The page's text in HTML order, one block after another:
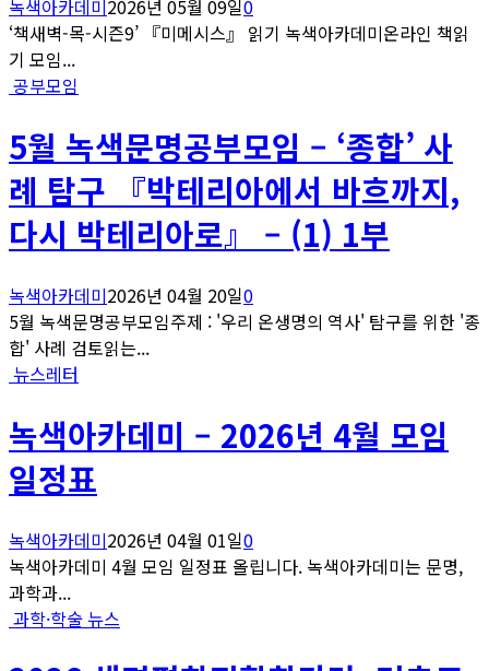
녹색아카데미 2026년 05월 09일0
‘책새벽-목-시즌9’ 『미메시스』 읽기 녹색아카데미온라인 책읽
기 모임...
공부모임
5월 녹색문명공부모임 – ‘종합’ 사
례 탐구 『박테리아에서 바흐까지,
다시 박테리아로』 – (1) 1부
녹색아카데미2026년 04월 20일0
5월 녹색문명공부모임주제 : '우리 온생명의 역사' 탐구를 위한 '종
합' 사례 검토읽는...
뉴스레터
녹색아카데미 – 2026년 4월 모임
일정표
녹색아카데미2026년 04월 01일0
녹색아카데미 4월 모임 일정표 올립니다. 녹색아카데미는 문명,
과학과...
과학·학술 뉴스